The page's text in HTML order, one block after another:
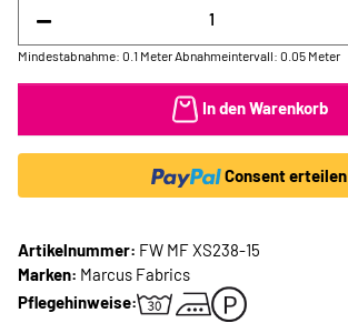
Mindestabnahme: 0.1 Meter Abnahmeintervall: 0.05 Meter
In den Warenkorb
Consent erteilen
Artikelnummer: FW MF XS238-15
Marken: Marcus Fabrics
Pflegehinweise: